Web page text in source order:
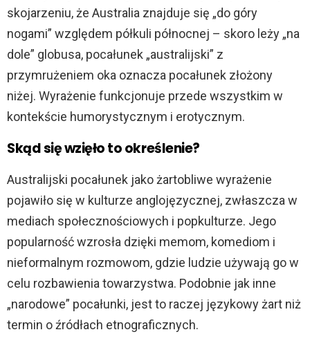
skojarzeniu, że Australia znajduje się „do góry
nogami” względem półkuli północnej – skoro leży „na
dole” globusa, pocałunek „australijski” z
przymrużeniem oka oznacza pocałunek złożony
niżej. Wyrażenie funkcjonuje przede wszystkim w
kontekście humorystycznym i erotycznym.
Skąd się wzięło to określenie?
Australijski pocałunek jako żartobliwe wyrażenie
pojawiło się w kulturze anglojęzycznej, zwłaszcza w
mediach społecznościowych i popkulturze. Jego
popularność wzrosła dzięki memom, komediom i
nieformalnym rozmowom, gdzie ludzie używają go w
celu rozbawienia towarzystwa. Podobnie jak inne
„narodowe” pocałunki, jest to raczej językowy żart niż
termin o źródłach etnograficznych.